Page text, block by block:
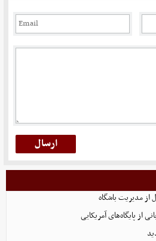
از مدیریت باشگاه
از پایگاه‌های آمریکایی